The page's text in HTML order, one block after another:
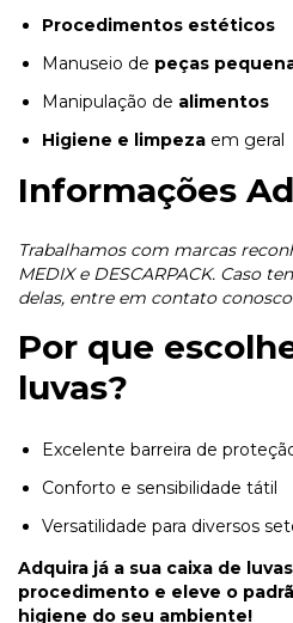
Procedimentos estéticos
Manuseio de peças
Manipulação de alimentos
Higiene e limpeza em geral
Informações
Trabalhamos com marcas
MEDIXe DESCARPACK. Caso
delas, entre em contato
Por que
luvas?
Excelente barreira de
Conforto e sensibilidade tátil
Versatilidade para diversos
Adquira já a sua caixa de
procedimento e eleve o
higiene do seu ambiente!